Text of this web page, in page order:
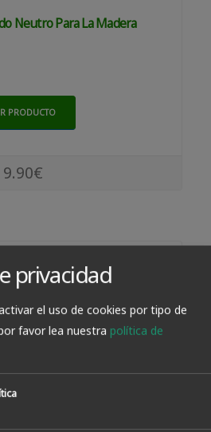
Neutro Para La Madera
PRODUCTO
9.90€
privacidad
el uso de cookies por tipo de
favor lea nuestra política de